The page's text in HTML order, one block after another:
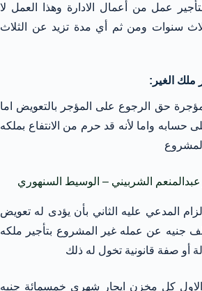
عمل من أعمال الادارة وهذا العمل لا
سنوات ومن ثم أي مدة تزيد عن الثلاث
ملك الغير:
حق الرجوع على المؤجر بالتعويض اما
حسابه واما لأنه قد حرم من الانتفاع بملكه
المدعي عليه الثاني بأن يؤدى له تعويض
جنيه عن عمله غير المشروع بتأجير ملكه
أو صفة قانونية تخول له ذلك
كل مخزن ايجار شهري خمسمائة جنيه